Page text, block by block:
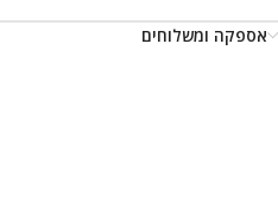
אספקה ומשלוחים